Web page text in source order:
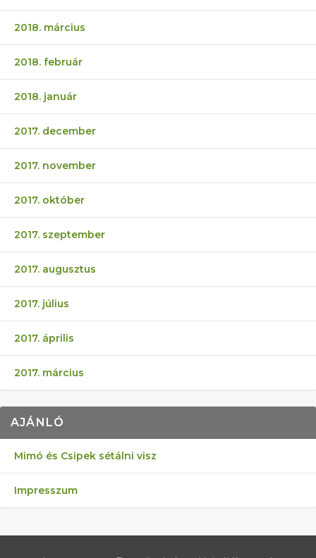
2018. március
2018. február
2018. január
2017. december
2017. november
2017. október
2017. szeptember
2017. augusztus
2017. július
2017. április
2017. március
AJÁNLÓ
Mimó és Csipek sétálni visz
Impresszum